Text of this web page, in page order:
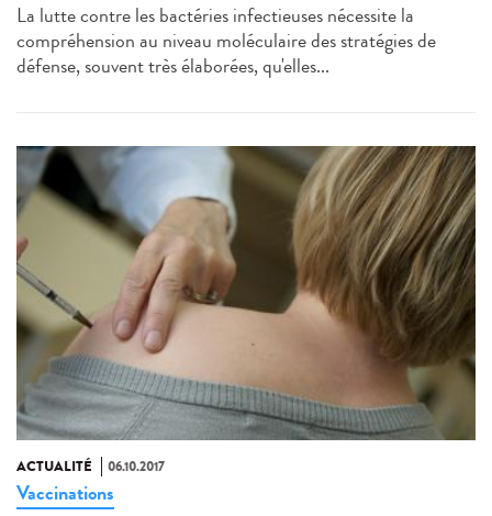
La lutte contre les bactéries infectieuses nécessite la
compréhension au niveau moléculaire des stratégies de
défense, souvent très élaborées, qu'elles...
ACTUALITÉ 06.10.2017
Vaccinations